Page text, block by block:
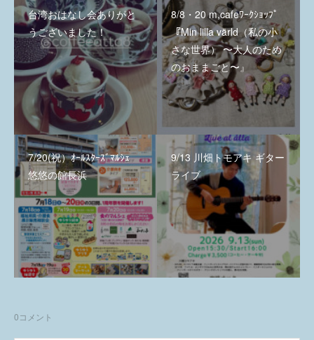
台湾おはなし会ありがと
うございました！
8/8・20 m,cafeﾜｰｸｼｮｯﾌﾟ
『Min lilla värld（私の小
さな世界） 〜大人のため
のおままごと〜』
7/20(祝）ｵｰﾙｽﾀｰｽﾞﾏﾙｼｪ
悠悠の館長浜
9/13 川畑トモアキ ギター
ライブ
0コメント